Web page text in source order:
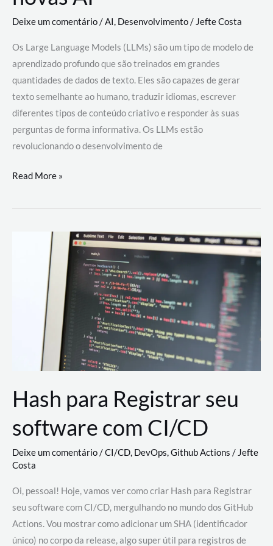
Deixe um comentário/AI, Desenvolvimento/ Jefte Costa
Os Large Language Models (LLMs) são um tipo de modelo de
aprendizado profundo que são treinados em grandes
quantidades de dados de texto. Eles são capazes de gerar
texto semelhante ao humano, traduzir idiomas, escrever
diferentes tipos de conteúdo criativo e responder às suas
perguntas de forma informativa. Os LLMs estão
revolucionando o desenvolvimento de
Large
Models
revolucionando
desenvolvimento
Read More »
Hash para Registrar seu
software com CI/CD
Deixe um comentário/CI/CD, DevOps,Github Actions /Jefte
Costa
Oi, pessoal! Hoje, vamos ver como criar Hash para Registrar
seu software com CI/CD, mergulhando no mundo dos GitHub
Actions. Vou mostrar como adicionar um SHA (identificador
único) no corpo da release, algo super útil para registros de